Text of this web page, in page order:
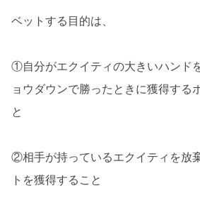
ベットする目的は、
①自分がエクイティの大きいハンド
ョウダウンで勝ったときに獲得する
と
②相手が持っているエクイティを放
トを獲得すること